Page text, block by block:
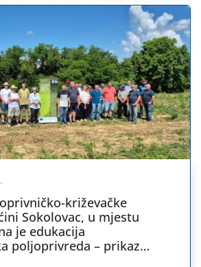
križevačke
Sokolovac, u mjestu
je edukacija
poljoprivreda – prikaz